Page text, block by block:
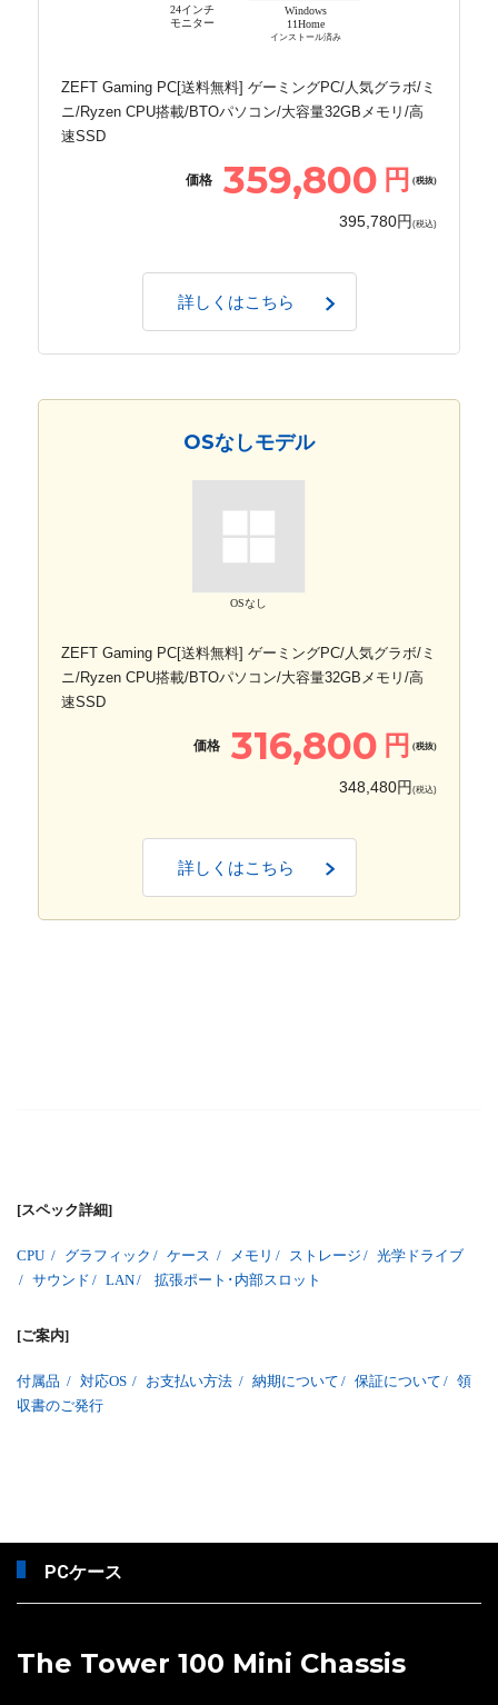
24インチ
モニター
Windows
11Home
インストール済み
ZEFT Gaming PC[送料無料] ゲーミングPC/人気グラボ/ミ
ニ/Ryzen CPU搭載/BTOパソコン/大容量32GBメモリ/高
速SSD
価格 359,800 円 (税抜)
395,780円 (税込)
詳しくはこちら
OSなしモデル
OSなし
ZEFT Gaming PC[送料無料] ゲーミングPC/人気グラボ/ミ
ニ/Ryzen CPU搭載/BTOパソコン/大容量32GBメモリ/高
速SSD
価格 316,800 円 (税抜)
348,480円 (税込)
詳しくはこちら
[スペック詳細]
CPU / グラフィック / ケース / メモリ / ストレージ / 光学ドライブ
/ サウンド / LAN/ 拡張ポート･内部スロット
[ご案内]
付属品 / 対応OS / お支払い方法 / 納期について / 保証について / 領
収書のご発行
PCケース
The Tower 100 Mini Chassis